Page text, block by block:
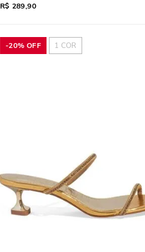
R$ 289,90
-20% OFF 1 COR